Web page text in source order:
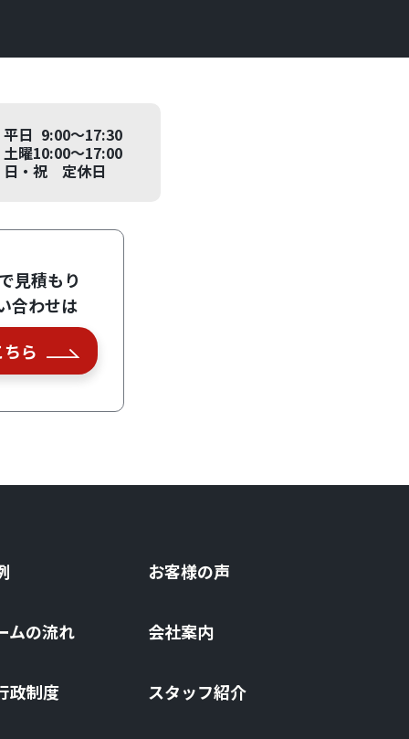
平日 9:00～17:30
土曜10:00～17:00
日・祝 定休日
見積もり
合わせは
ら
ムの流れ
政制度
お客様の声
会社案内
スタッフ紹介